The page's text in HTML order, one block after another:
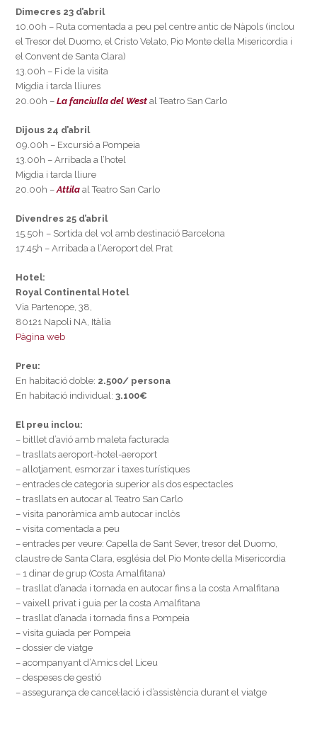
Dimecres 23 d’abril
10.00h – Ruta comentada a peu pel centre antic de Nàpols (inclou
el Tresor del Duomo, el Cristo Velato, Pio Monte della Misericordia i
el Convent de Santa Clara)
13.00h – Fi de la visita
Migdia i tarda lliures
20.00h –La fanciulla del West al Teatro San Carlo
Dijous 24 d’abril
09.00h – Excursió a Pompeia
13.00h – Arribada a l’hotel
Migdia i tarda lliure
20.00h –Attila al Teatro San Carlo
Divendres 25 d’abril
15.50h – Sortida del vol amb destinació Barcelona
17.45h – Arribada a l’Aeroport del Prat
Hotel:
Royal Continental Hotel
Via Partenope, 38,
80121 Napoli NA, Itàlia
Pàgina web
Preu:
En habitació doble: 2.500/ persona
En habitació individual:3.100€
El preu inclou:
– bitllet d’avió amb maleta facturada
– trasllats aeroport-hotel-aeroport
– allotjament, esmorzar i taxes turístiques
– entrades de categoria superior als dos espectacles
– trasllats en autocar al Teatro San Carlo
– visita panoràmica amb autocar inclòs
– visita comentada a peu
– entrades per veure: Capella de Sant Sever, tresor del Duomo,
claustre de Santa Clara, església del Pio Monte della Misericordia
– 1 dinar de grup (Costa Amalfitana)
– trasllat d’anada i tornada en autocar fins a la costa Amalfitana
– vaixell privat i guia per la costa Amalfitana
– trasllat d’anada i tornada fins a Pompeia
– visita guiada per Pompeia
– dossier de viatge
– acompanyant d’Amics del Liceu
– despeses de gestió
– assegurança de cancel·lació i d’assistència durant el viatge